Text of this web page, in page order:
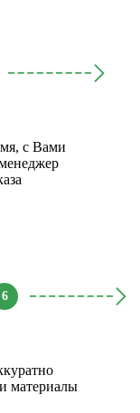
с Вами
6
материалы